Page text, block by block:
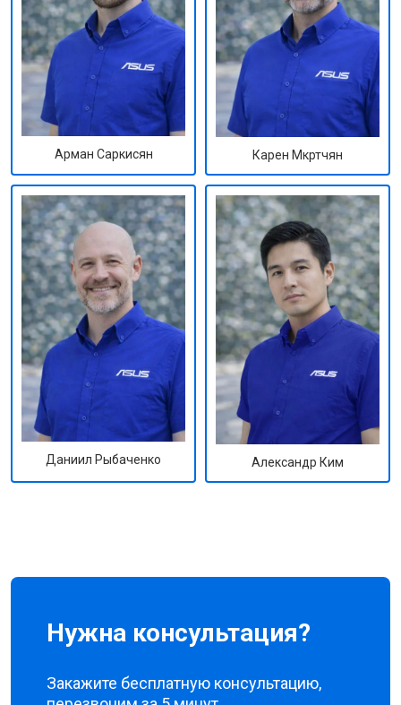
Арман Саркисян Карен Мкртчян
Даниил Рыбаченко Александр Ким
Нужна консультация?
Закажите бесплатную консультацию,